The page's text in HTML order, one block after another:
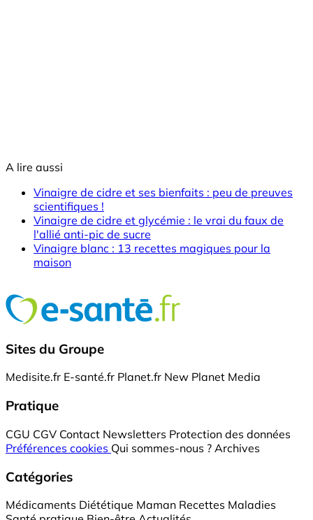
A lire aussi
Vinaigre de cidre et ses bienfaits : peu de preuves
scientifiques !
Vinaigre de cidre et glycémie : le vrai du faux de
l'allié anti-pic de sucre
Vinaigre blanc : 13 recettes magiques pour la
maison
Sites du Groupe
Medisite.fr E-santé.fr Planet.fr New Planet Media
Pratique
CGU CGV Contact Newsletters Protection des données
Préférences cookies Qui sommes-nous ? Archives
Catégories
Médicaments Diététique Maman Recettes Maladies